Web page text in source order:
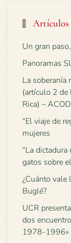
Artículos
Un gran
Panoramas
La soberanía
(artículo 2 de
Rica) –
“El viaje de
mujeres
“La
gatos sobre
¿Cuánto vale
Buglé?
UCR
dos
1978-1996»